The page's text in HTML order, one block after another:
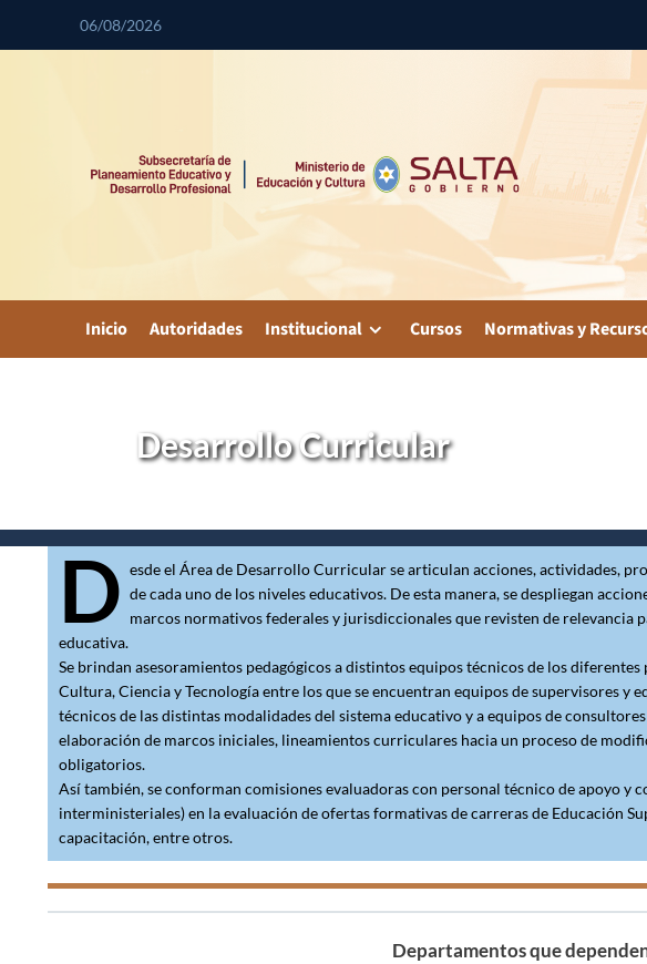
06/08/2026
Inicio Autoridades Institucional Cursos Normativas y
Desarrollo Curricular
D esde el Área de Desarrollo Curricular se articulan acciones, actividades,
de cada uno de los niveles educativos. De esta manera, se despliegan
marcos normativos federales y jurisdiccionales que revisten de relevancia
educativa.
Se brindan asesoramientos pedagógicos a distintos equipos técnicos de los
Cultura, Ciencia y Tecnología entre los que se encuentran equipos de supervisores y
técnicos de las distintas modalidades del sistema educativo y a equipos de
elaboración de marcos iniciales, lineamientos curriculares hacia un proceso de
obligatorios.
Así también, se conforman comisiones evaluadoras con personal técnico de apoyo y
interministeriales) en la evaluación de ofertas formativas de carreras de Educación
capacitación, entre otros.
Departamentos que